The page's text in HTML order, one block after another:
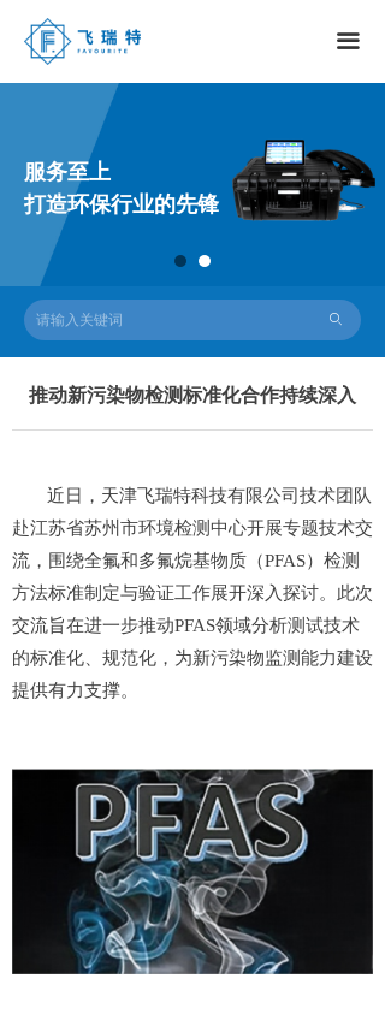
끀
服务至上
打造环保行业的先锋
ꄙ
推动新污染物检测标准化合作持续深入
近日，天津飞瑞特科技有限公司技术团队
赴江苏省苏州市环境检测中心开展专题技术交
流，围绕全氟和多氟烷基物质（PFAS）检测
方法标准制定与验证工作展开深入探讨。此次
交流旨在进一步推动PFAS领域分析测试技术
的标准化、规范化，为新污染物监测能力建设
提供有力支撑。